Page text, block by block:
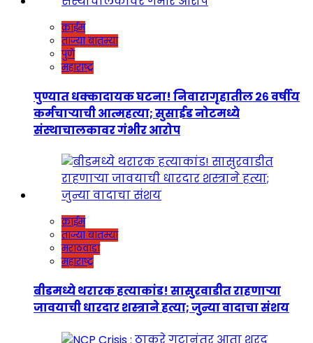
क्राईम
ताज्या बातम्या
पुणे
महाराष्ट्र
पुण्यात धक्कादायक घटना! निवारागृहातील २६ वर्षीय
कर्मचाऱ्याची आत्महत्या; सुसाईड नोटमध्ये
संस्थाचालकावर गंभीर आरोप
क्राईम
ताज्या बातम्या
मराठवाडा
महाराष्ट्र
बीडमध्ये थरारक हत्याकांड! सासुरवाडीत राहणाऱ्या
जावयाची धारदार शस्त्राने हत्या; जुन्या वादाचा संशय